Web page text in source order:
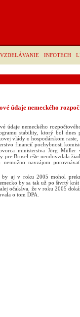
VZDELÁVANIE INFOTECH
údaje nemeckého
údaje nemeckého
stability, ktorý bol dnes
vlády o hospodárskom
financií pochybnosti
ministerstva Jörg
Brusel ešte neodovzdala
nemožno navzájom
aj v roku 2005 mohol
by sa tak už po štvrtý
očakáva, že v roku 2005
o tom DPA.